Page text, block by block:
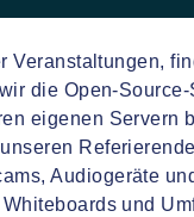
Veranstaltungen,
die Open-
eigenen Servern
Audiogeräte
und